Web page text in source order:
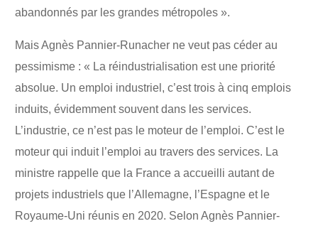
abandonnés par les grandes métropoles ».
Mais Agnès Pannier-Runacher ne veut pas céder au
pessimisme : « La réindustrialisation est une priorité
absolue. Un emploi industriel, c’est trois à cinq emplois
induits, évidemment souvent dans les services.
L’industrie, ce n’est pas le moteur de l’emploi. C’est le
moteur qui induit l’emploi au travers des services. La
ministre rappelle que la France a accueilli autant de
projets industriels que l’Allemagne, l’Espagne et le
Royaume-Uni réunis en 2020. Selon Agnès Pannier-